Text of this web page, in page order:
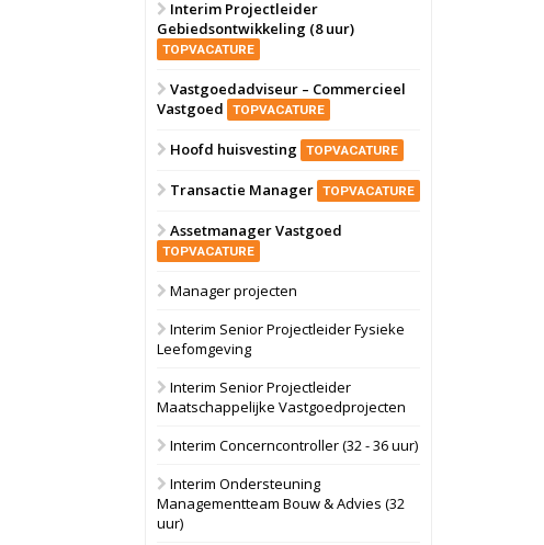
Zwanenburg
6 oktober 2026
Oranje
28 september 2026
bedrijventerrein
Bekijk
Schuinesloot
politiebureau
Interim Projectleider
Gebiedsontwikkeling (8 uur)
TOPVACATURE
Vastgoedadviseur – Commercieel
Vastgoed
TOPVACATURE
Hoofd huisvesting TOPVACATURE
Transactie Manager TOPVACATURE
Assetmanager Vastgoed
TOPVACATURE
Manager projecten
Interim Senior Projectleider Fysieke
Leefomgeving
Interim Senior Projectleider
Maatschappelijke Vastgoedprojecten
Interim Concerncontroller (32 - 36 uur)
Interim Ondersteuning
Managementteam Bouw & Advies (32
uur)